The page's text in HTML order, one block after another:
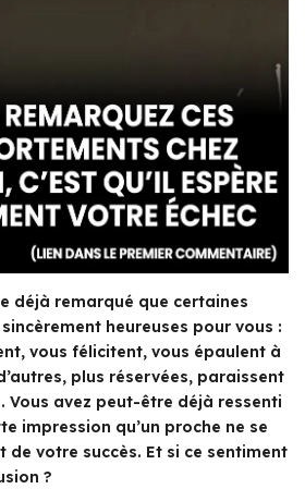
déjà remarqué que certaines
heureuses pour vous :
vous félicitent, vous épaulent à
plus réservées, paraissent
Vous avez peut-être déjà ressenti
impression qu’un proche ne se
votre succès. Et si ce sentiment
?